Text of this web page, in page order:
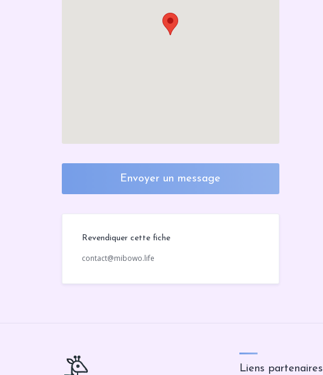
Envoyer un message
Revendiquer cette fiche
contact@mibowo.life
Liens partenaires